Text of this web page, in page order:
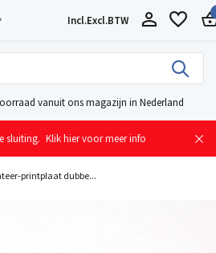
Incl.Excl.BTW
vanuit ons magazijn in Nederland
sluiting. Klik hier voor meer info
printplaat dubbe...